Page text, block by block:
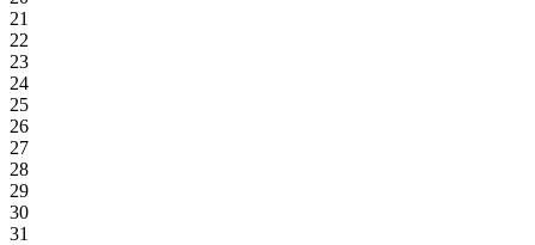
21
22
23
24
25
26
27
28
29
30
31